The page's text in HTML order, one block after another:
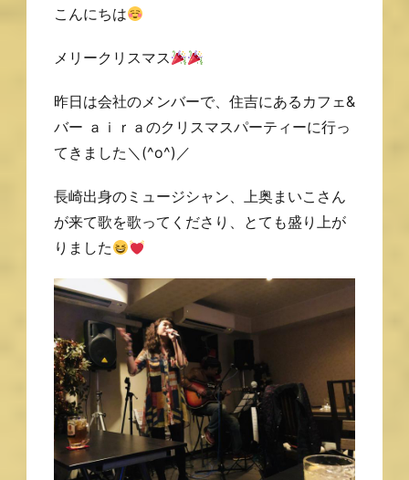
こんにちは
メリークリスマス
昨日は会社のメンバーで、住吉にあるカフェ&
バー ａｉｒａのクリスマスパーティーに行っ
てきました＼(^o^)／
長崎出身のミュージシャン、上奥まいこさん
が来て歌を歌ってくださり、とても盛り上が
りました